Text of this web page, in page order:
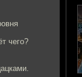
чего?